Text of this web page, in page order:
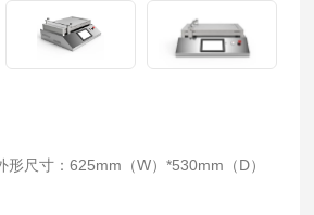
形尺寸：625mm（W）*530mm（D）